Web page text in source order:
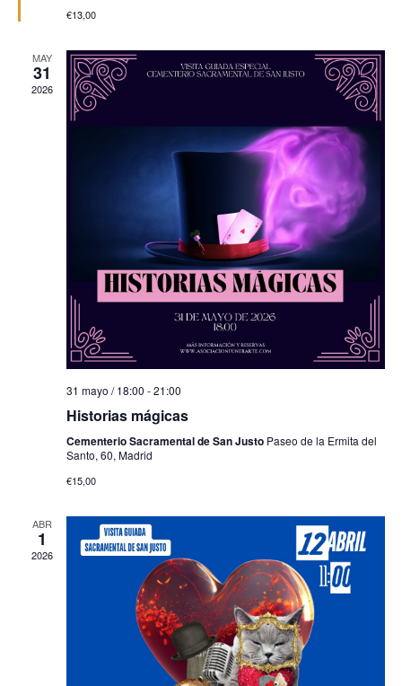
€13,00
MAY
31
2026
31 mayo / 18:00 -21:00
Historias mágicas
Cementerio Sacramental de San Justo Paseo de la Ermita del
Santo, 60, Madrid
€15,00
ABR
1
2026